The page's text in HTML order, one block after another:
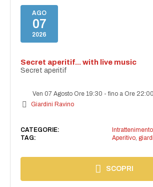
AGO
07
2026
Secret aperitif... with live music
Secret aperitif
Ven 07 Agosto Ore 19:30 -fino a Ore 22:00
Giardini Ravino
CATEGORIE:
Intrattenimento
TAG:
Aperitivo,
SCOPRI